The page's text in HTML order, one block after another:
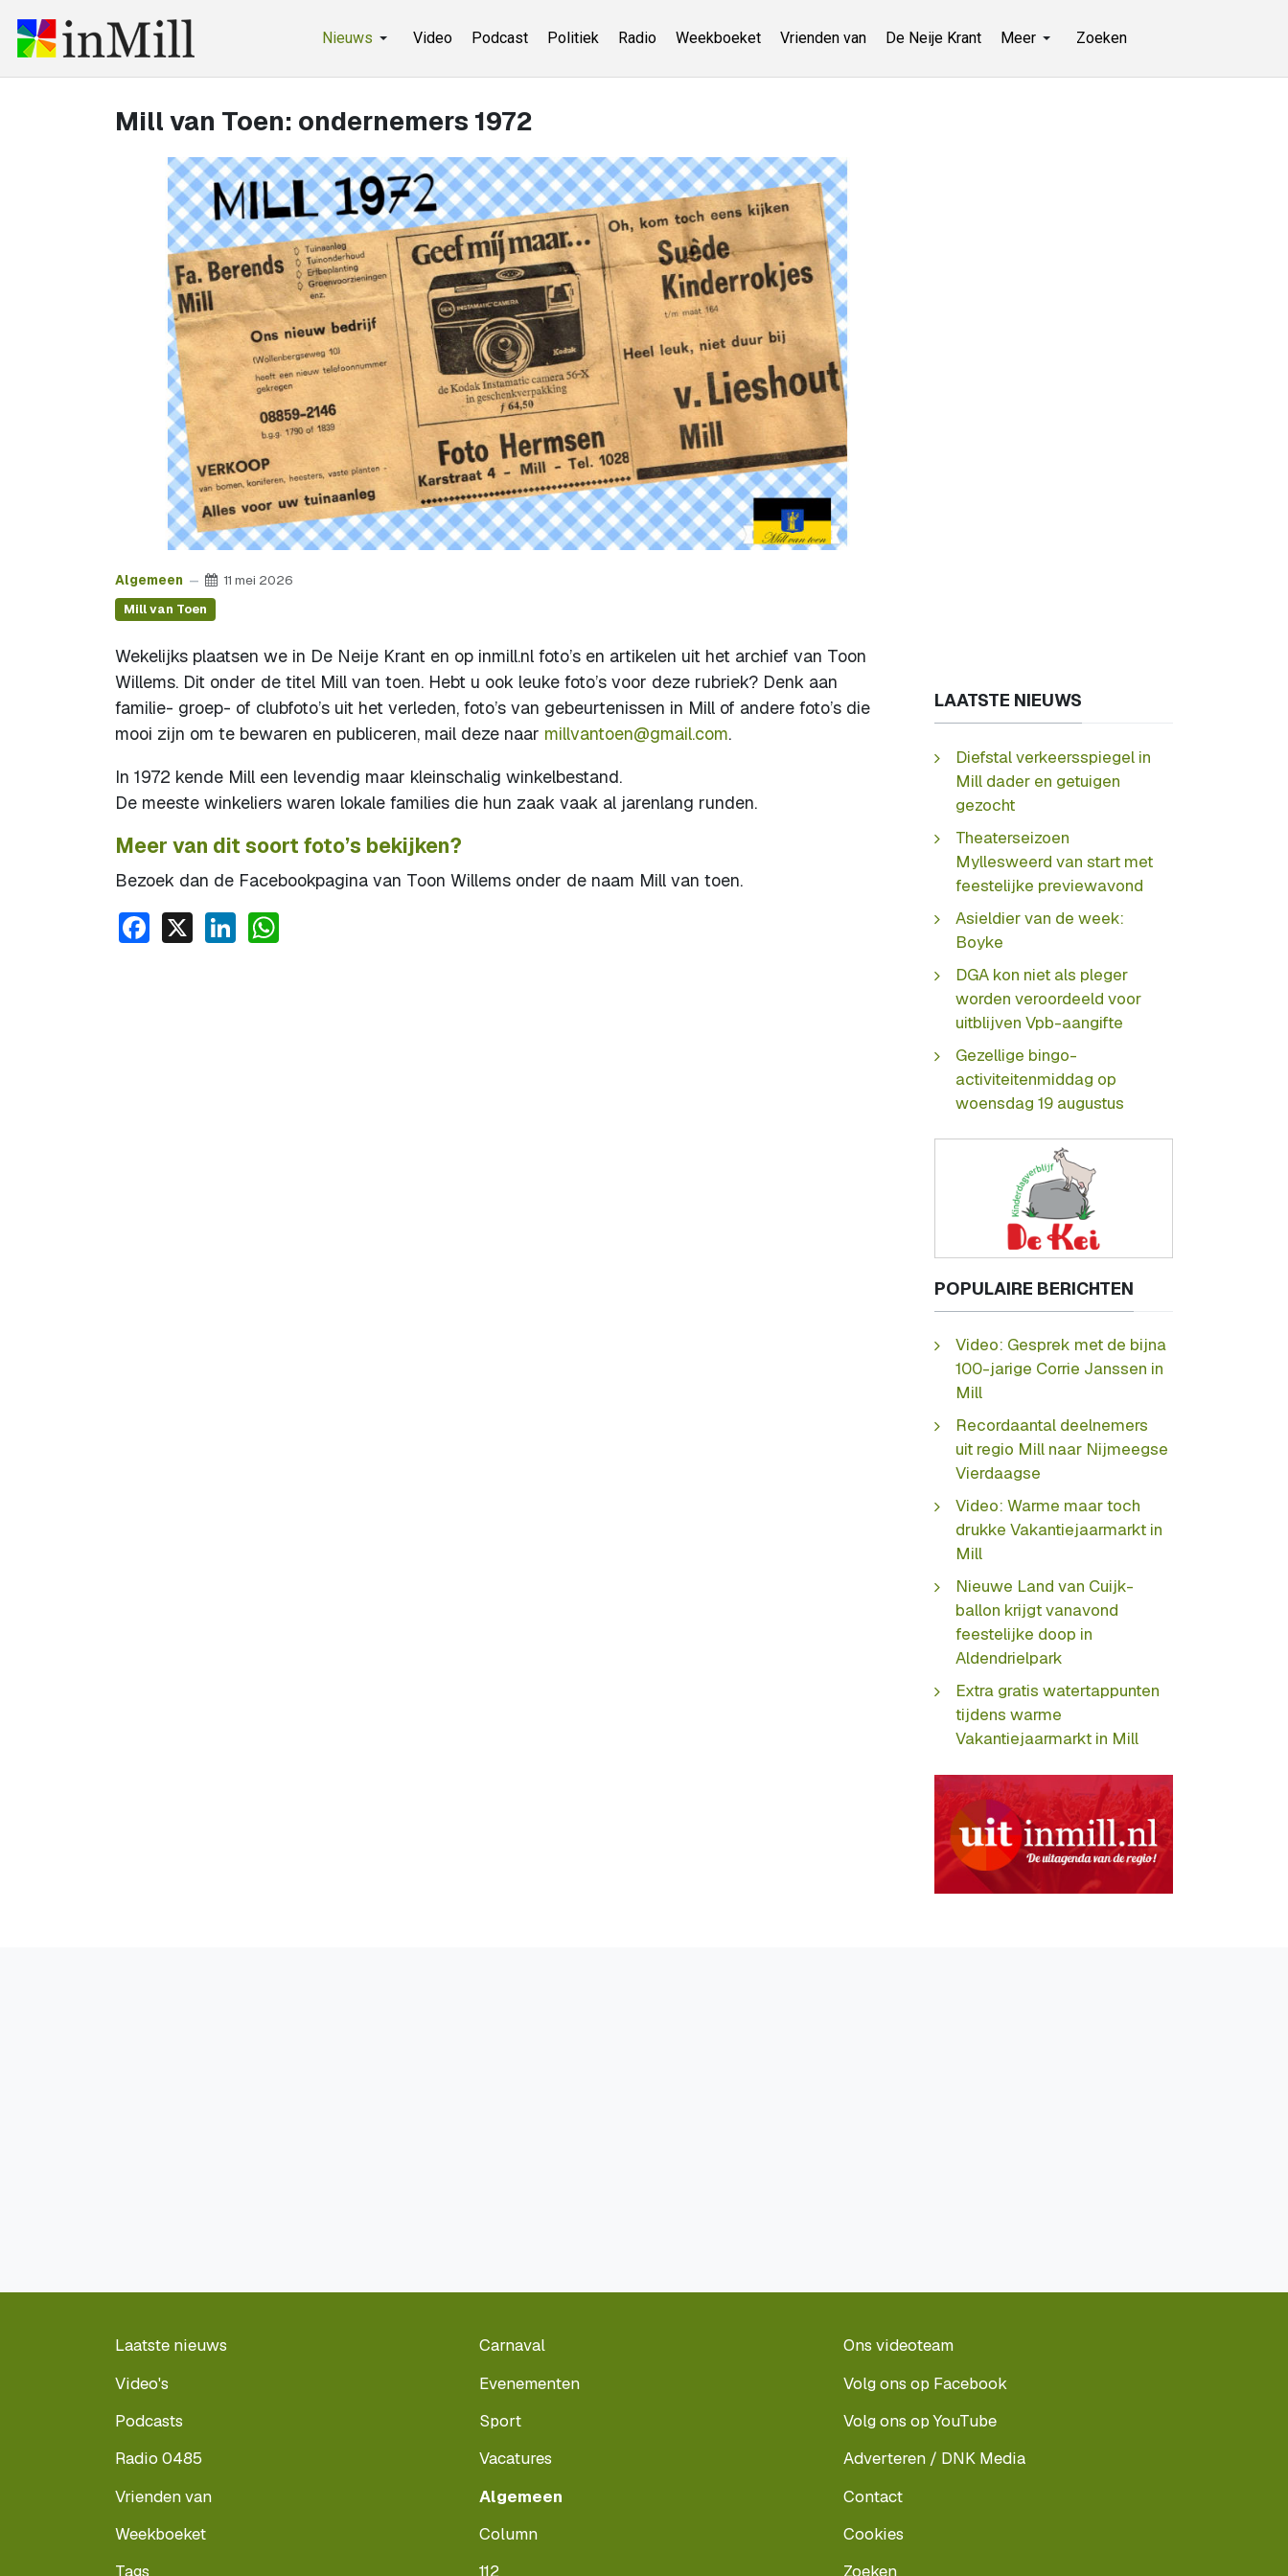
Nieuws Video Podcast Politiek Radio Weekboeket Vrienden van De Neije Krant Meer Zoeken
Mill van Toen: ondernemers 1972
Algemeen 11 mei 2026
Mill van Toen
Wekelijks plaatsen we in De Neije Krant en op inmill.nl foto’s en artikelen uit het archief van Toon
Willems. Dit onder de titel Mill van toen. Hebt u ook leuke foto’s voor deze rubriek? Denk aan
familie- groep- of clubfoto’s uit het verleden, foto’s van gebeurtenissen in Mill of andere foto’s die
mooi zijn om te bewaren en publiceren, mail deze naar millvantoen@gmail.com.
In 1972 kende Mill een levendig maar kleinschalig winkelbestand.
De meeste winkeliers waren lokale families die hun zaak vaak al jarenlang runden.
Meer van dit soort foto’s bekijken?
Bezoek dan de Facebookpagina van Toon Willems onder de naam Mill van toen.
Facebook
X LinkedIn
LAATSTE NIEUWS
Diefstal verkeersspiegel in
Mill dader en getuigen
gezocht
Theaterseizoen
Myllesweerd van start met
feestelijke previewavond
Asieldier van de week:
Boyke
DGA kon niet als pleger
worden veroordeeld voor
uitblijven Vpb-aangifte
Gezellige bingo-
activiteitenmiddag op
woensdag 19 augustus
POPULAIRE BERICHTEN
Video: Gesprek met de bijna
100-jarige Corrie Janssen in
Mill
Recordaantal deelnemers
uit regio Mill naar Nijmeegse
Vierdaagse
Video: Warme maar toch
drukke Vakantiejaarmarkt in
Mill
Nieuwe Land van Cuijk-
ballon krijgt vanavond
feestelijke doop in
Aldendrielpark
Extra gratis watertappunten
tijdens warme
Vakantiejaarmarkt in Mill
Laatste nieuws
Video's
Podcasts
Radio 0485
Vrienden van
Weekboeket
Tags
Carnaval
Evenementen
Sport
Vacatures
Algemeen
Column
112
Ons videoteam
Volg ons op Facebook
Volg ons op YouTube
Adverteren / DNK Media
Contact
Cookies
Zoeken